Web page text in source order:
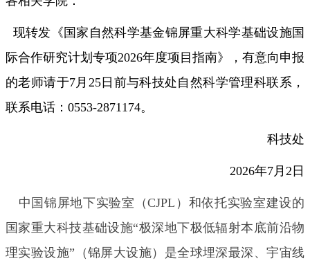
现转发《 国家自然科学基金锦屏重大科学基础设施国
际合作研究计划专项2026年度项目指南》，有意向申报
的老师请于7月25日前与科技处自然科学管理科联系，
联系电话：0553-2871174。
科技处
2026年7月2日
中国锦屏地下实验室（CJPL）和依托实验室建设的
国家重大科技基础设施“极深地下极低辐射本底前沿物
理实验设施”（锦屏大设施）是全球埋深最深、宇宙线